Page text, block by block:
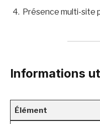
Présence multi-site
Informations
Élément